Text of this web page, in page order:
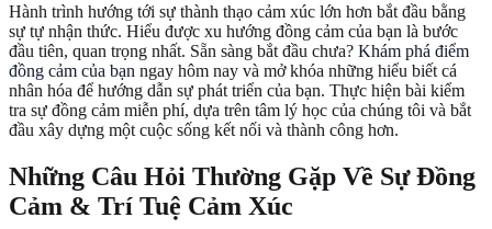
Hành trình hướng tới sự thành thạo cảm xúc lớn hơn bắt đầu bằng
sự tự nhận thức. Hiểu được xu hướng đồng cảm của bạn là bước
đầu tiên, quan trọng nhất. Sẵn sàng bắt đầu chưa? Khám phá điểm
đồng cảm của bạn ngay hôm nay và mở khóa những hiểu biết cá
nhân hóa để hướng dẫn sự phát triển của bạn. Thực hiện bài kiểm
tra sự đồng cảm miễn phí, dựa trên tâm lý học của chúng tôi và bắt
đầu xây dựng một cuộc sống kết nối và thành công hơn.
Những Câu Hỏi Thường Gặp Về Sự Đồng
Cảm & Trí Tuệ Cảm Xúc